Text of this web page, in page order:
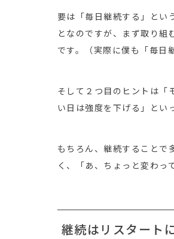
要は「毎日継続する」とい
となのですが、まず取り組
です。（実際に僕も「毎日
そして２つ目のヒントは「
い日は強度を下げる」とい
もちろん、継続することで
く、「あ、ちょっと変わっ
継続はリスタート